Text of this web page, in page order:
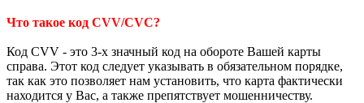
Что такое код CVV/CVC?
Код CVV - это 3-х значный код на обороте Вашей карты
справа. Этот код следует указывать в обязательном порядке,
так как это позволяет нам установить, что карта фактически
находится у Вас, а также препятствует мошенничеству.